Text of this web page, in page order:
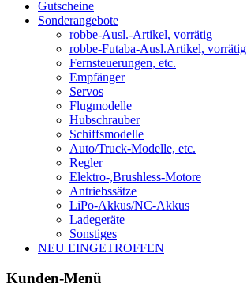
Gutscheine
Sonderangebote
robbe-Ausl.-Artikel, vorrätig
robbe-Futaba-Ausl.Artikel, vorrätig
Fernsteuerungen, etc.
Empfänger
Servos
Flugmodelle
Hubschrauber
Schiffsmodelle
Auto/Truck-Modelle, etc.
Regler
Elektro-,Brushless-Motore
Antriebssätze
LiPo-Akkus/NC-Akkus
Ladegeräte
Sonstiges
NEU EINGETROFFEN
Kunden-Menü